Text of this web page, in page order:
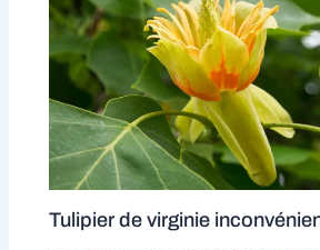
Tulipier de virginie